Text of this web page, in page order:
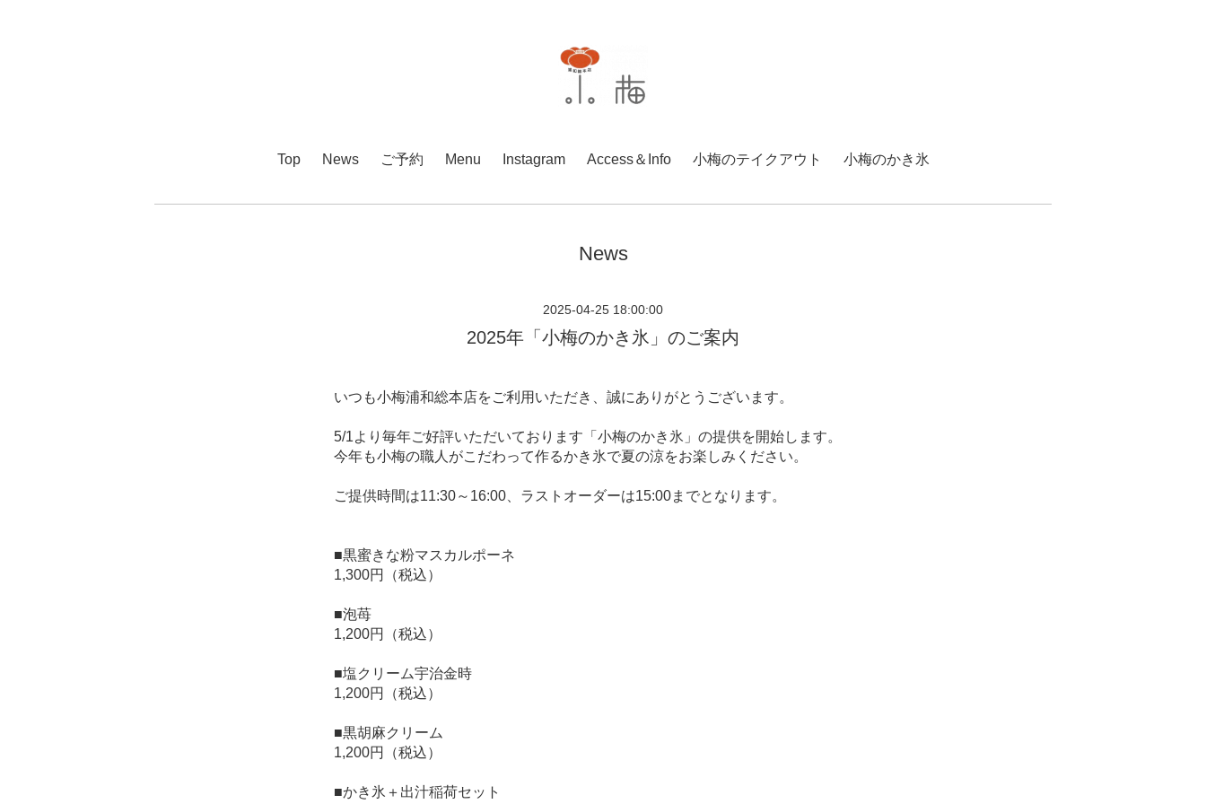
Top News ご予約 Menu Instagram Access＆Info 小梅のテイクアウト 小梅のかき氷
News
2025-04-25 18:00:00
2025年「小梅のかき氷」のご案内
いつも小梅浦和総本店をご利用いただき、誠にありがとうございます。
5/1より毎年ご好評いただいております「小梅のかき氷」の提供を開始します。
今年も小梅の職人がこだわって作るかき氷で夏の涼をお楽しみください。
ご提供時間は11:30～16:00、ラストオーダーは15:00までとなります。
■黒蜜きな粉マスカルポーネ
1,300円（税込）
■泡苺
1,200円（税込）
■塩クリーム宇治金時
1,200円（税込）
■黒胡麻クリーム
1,200円（税込）
■かき氷＋出汁稲荷セット